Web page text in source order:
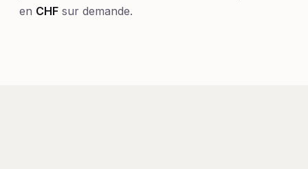
en CHF sur demande.